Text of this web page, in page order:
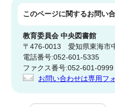
このページに関するお問い
教育委員会中央図書館
〒476-0013 愛知県東海市
電話番号:052-601-5335
ファクス番号:052-601-0999
お問い合わせは専用フ